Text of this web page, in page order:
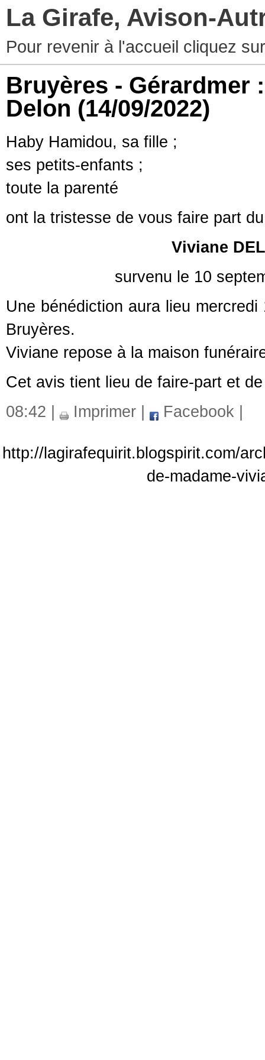
La Girafe, Avison-
Pour revenir à l'accueil cliquez
Bruyères - Gérardmer
Delon (14/09/2022)
Haby Hamidou, sa fille ;
ses petits-enfants ;
toute la parenté
ont la tristesse de vous faire part
Viviane
survenu le 10 septembre
Une bénédiction aura lieu
Bruyères.
Viviane repose à la maison
Cet avis tient lieu de faire-part et
08:42 |
Imprimer Facebook
http://lagirafequirit.blogspirit.com/
de-madame-